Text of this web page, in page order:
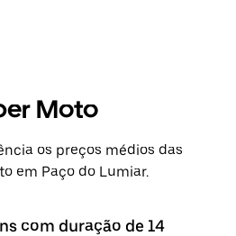
Moto
os preços médios das
em Paço do Lumiar.
com duração de 14